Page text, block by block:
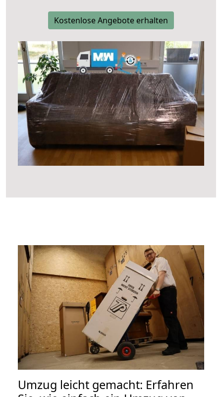
Kostenlose Angebote erhalten
Umzug leicht gemacht: Erfahren